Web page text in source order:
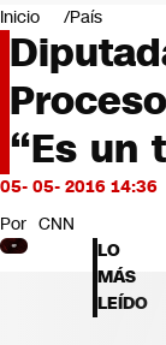
Negocios
Deportes
Programas
Cultura
Servicios
Bits
CNN tiempo
Futuro 360
Opinión
Inicio País
“Es un
05- 05- 2016 14:36
Por CNN
LO
MÁS
LEÍDO